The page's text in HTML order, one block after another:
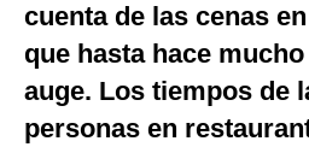
Videos
Fotogalerías
cuenta de las cenas
que hasta hace
auge. Los tiempos de
personas en